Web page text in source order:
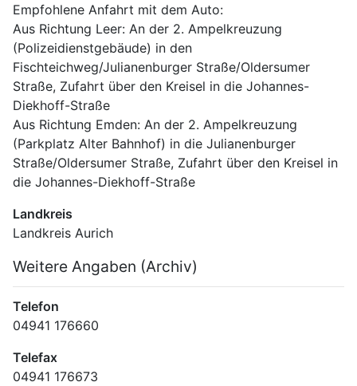
Empfohlene Anfahrt mit dem Auto:
Aus Richtung Leer: An der 2. Ampelkreuzung
(Polizeidienstgebäude) in den
Fischteichweg/Julianenburger Straße/Oldersumer
Straße, Zufahrt über den Kreisel in die Johannes-
Diekhoff-Straße
Aus Richtung Emden: An der 2. Ampelkreuzung
(Parkplatz Alter Bahnhof) in die Julianenburger
Straße/Oldersumer Straße, Zufahrt über den Kreisel in
die Johannes-Diekhoff-Straße
Landkreis
Landkreis Aurich
Weitere Angaben (Archiv)
Telefon
04941 176660
Telefax
04941 176673